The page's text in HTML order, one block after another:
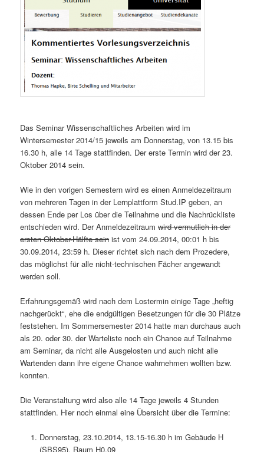
Das Seminar Wissenschaftliches Arbeiten wird im
Wintersemester 2014/15 jeweils am Donnerstag, von 13.15 bis
16.30 h, alle 14 Tage stattfinden. Der erste Termin wird der 23.
Oktober 2014 sein.
Wie in den vorigen Semestern wird es einen Anmeldezeitraum
von mehreren Tagen in der Lernplattform Stud.IP geben, an
dessen Ende per Los über die Teilnahme und die Nachrückliste
entschieden wird. Der Anmeldezeitraumwird vermutlich in der
ersten Oktober-Hälfte sein ist vom 24.09.2014, 00:01 h bis
30.09.2014, 23:59 h. Dieser richtet sich nach dem Prozedere,
das möglichst für alle nicht-technischen Fächer angewandt
werden soll.
Erfahrungsgemäß wird nach dem Lostermin einige Tage „heftig
nachgerückt“, ehe die endgültigen Besetzungen für die 30 Plätze
feststehen. Im Sommersemester 2014 hatte man durchaus auch
als 20. oder 30. der Warteliste noch ein Chance auf Teilnahme
am Seminar, da nicht alle Ausgelosten und auch nicht alle
Wartenden dann ihre eigene Chance wahrnehmen wollten bzw.
konnten.
Die Veranstaltung wird also alle 14 Tage jeweils 4 Stunden
stattfinden. Hier noch einmal eine Übersicht über die Termine:
Donnerstag, 23.10.2014, 13.15-16.30 h im Gebäude H
(SBS95), Raum H0.09